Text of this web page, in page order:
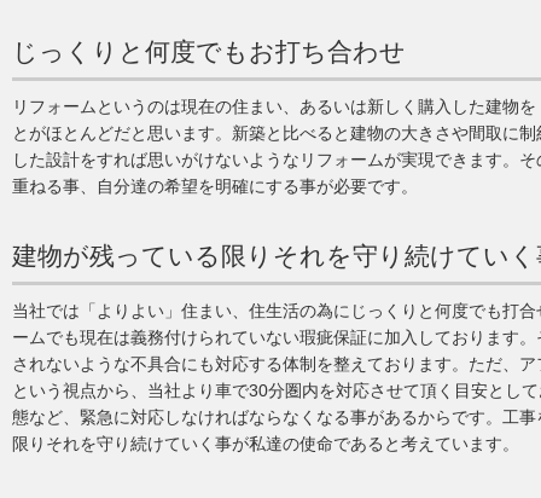
じっくりと何度でもお打ち合わせ
リフォームというのは現在の住まい、あるいは新しく購入した建物
とがほとんどだと思います。新築と比べると建物の大きさや間取に
した設計をすれば思いがけないようなリフォームが実現できます。
重ねる事、自分達の希望を明確にする事が必要です。
建物が残っている限りそれを守り続けてい
当社では「よりよい」住まい、住生活の為にじっくりと何度でも打
ームでも現在は義務付けられていない瑕疵保証に加入しております
されないような不具合にも対応する体制を整えております。ただ、
という視点から、当社より車で30分圏内を対応させて頂く目安とし
態など、緊急に対応しなければならなくなる事があるからです。工
限りそれを守り続けていく事が私達の使命であると考えています。